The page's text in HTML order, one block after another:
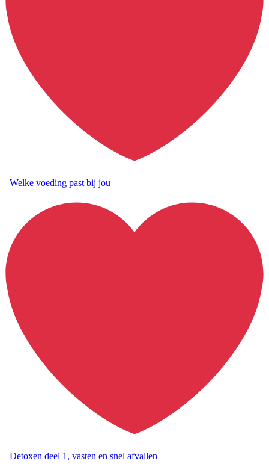
Welke voeding past bij jou
Detoxen deel 1, vasten en snel afvallen